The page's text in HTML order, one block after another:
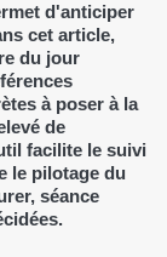
d'anticiper
cet article,
du jour
à poser à la
de
facilite le suivi
le pilotage du
séance